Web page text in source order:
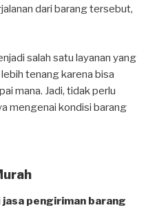
dari barang tersebut,
salah satu layanan yang
tenang karena bisa
mana. Jadi, tidak perlu
mengenai kondisi barang
jasa pengiriman barang